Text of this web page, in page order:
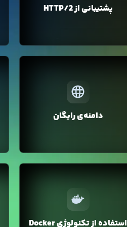
پشتیبانی از HTTP/2
سرویس‌های لیارا پروتکل جدید
دامنه‌ی رایگان
در لیارا برای وبسایت شما یک زیر دامنه
رایگان liara.run ارائه می‌شود تا برای
شروع نیاز به خرید دامنه نداشتید باشید
و هر زمانی دامنه خودتان را تهیه کردید
استفاده از تکنولوژی Docker
در لیارا از تکنولوژی Docker Container
برای میزبانی وبسایت شما استفاده
می‌شود که محیطی ایزوله و ایمن را برای